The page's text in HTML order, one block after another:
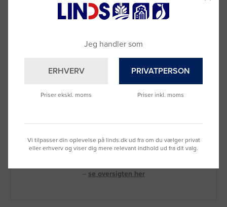
Ring til os på
9992 0233
Vi sidder klar til at hjælpe dig.
– se oversigten her
Jeg handler som
ERHVERV
Priser ekskl. moms
PRIVATPERSON
Priser inkl. moms
Vi tilpasser din oplevelse på linds.dk ud fra om du vælger privat
eller erhverv og viser dig mere relevant indhold ud fra dit valg.